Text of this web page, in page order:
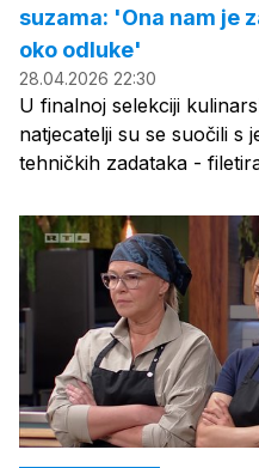
suzama: 'Ona nam je
oko odluke'
28.04.2026 22:30
U finalnoj selekciji
natjecatelji su se suočili s
tehničkih zadataka -